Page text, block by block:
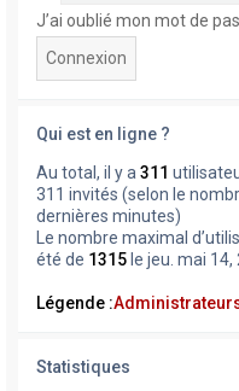
J’ai oublié mon mot de
Qui est en ligne ?
Au total, il y a 311
311 invités (selon le
dernières minutes)
Le nombre maximal
été de 1315 le jeu. mai
Légende :
Statistiques